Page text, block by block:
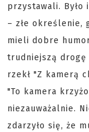
przystawali. Było
– złe określenie,
mieli dobre
trudniejszą drogę
rzekł "Z kamerą
"To kamera
niezauważalnie.
zdarzyło się, że